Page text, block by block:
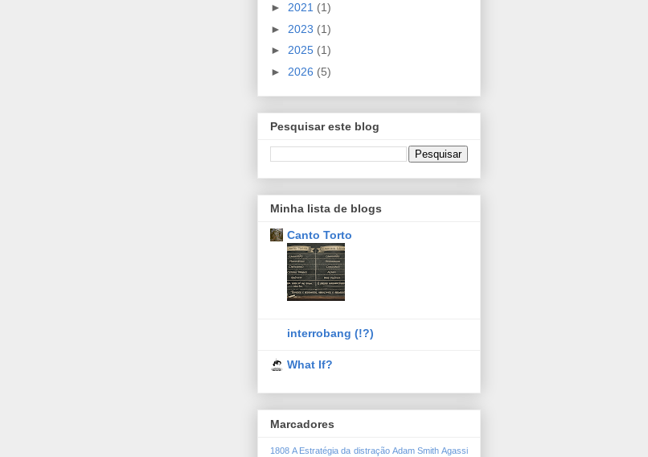
► 2021 (1)
► 2023 (1)
► 2025 (1)
► 2026 (5)
Pesquisar este blog
Minha lista de blogs
Canto Torto
interrobang (!?)
What If?
Marcadores
1808 A Estratégia da distração Adam Smith Agassi